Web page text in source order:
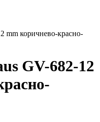
mm коричнево-красно-
GV-682-12